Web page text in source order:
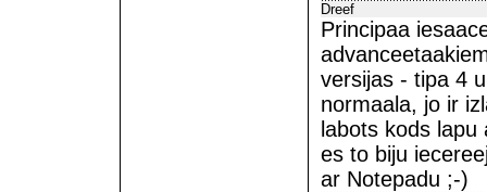
Dreef
Principaa
versijas - tipa 4
normaala, jo ir
labots kods
es to biju
ar Notepadu ;-)